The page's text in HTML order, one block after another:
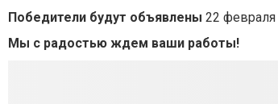
Победители будут объявлены 22
Мы с радостью ждем ваши работы!